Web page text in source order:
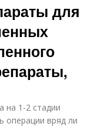
для
на 1-2 стадии
операции вряд ли